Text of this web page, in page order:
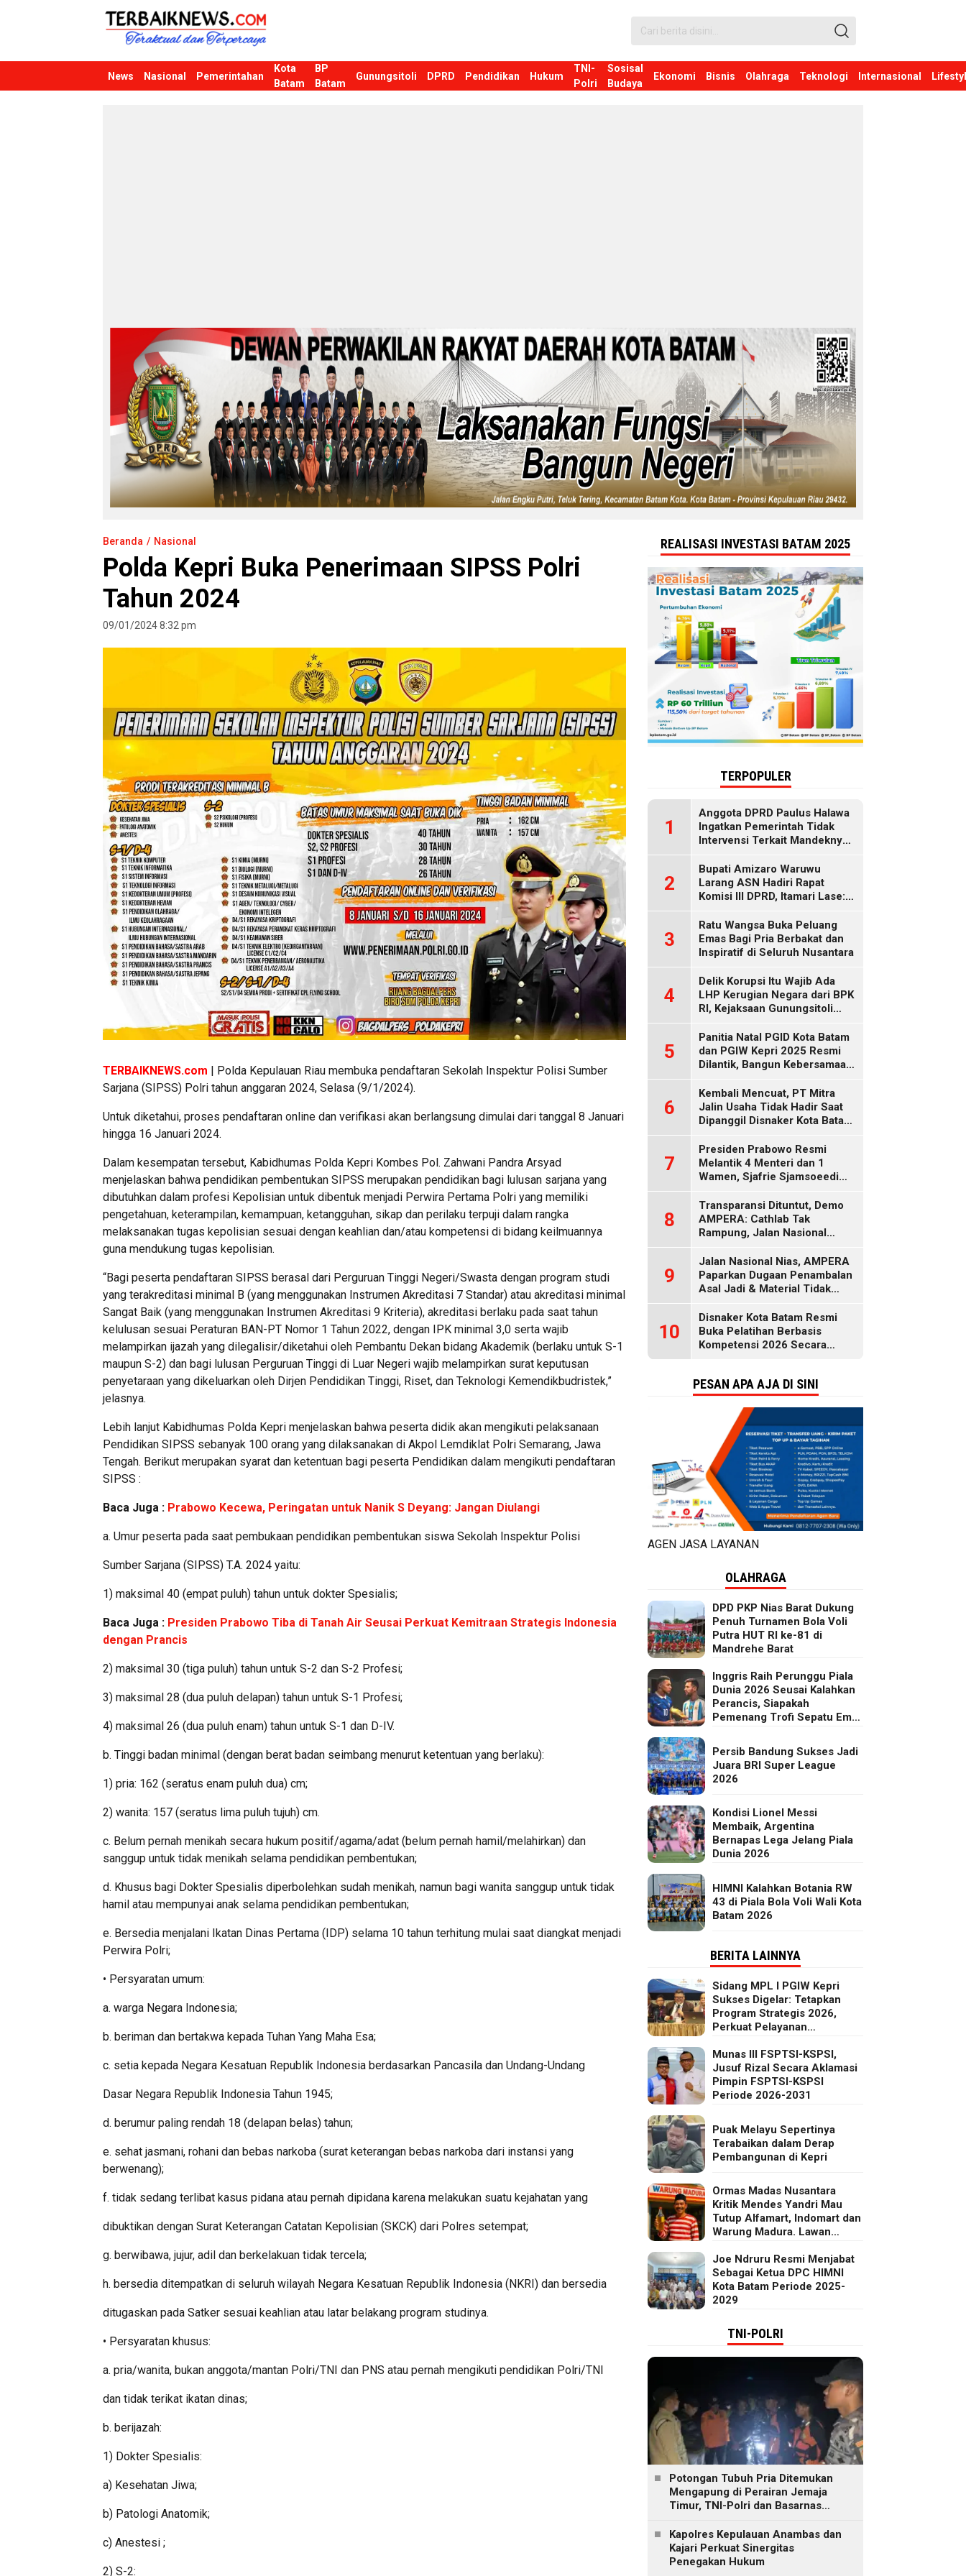
Terbaiknews
Teraktual dan Terpercaya
News Nasional Pemerintahan
Kota
Batam
BP
Batam
Gunungsitoli DPRD Pendidikan Hukum
TNI-
Polri
Sosisal
Budaya
Ekonomi Bisnis Olahraga Teknologi Internasional
Beranda Nasional
Polda Kepri Buka Penerimaan SIPSS Polri
Tahun 2024
09/01/2024 8:32 pm
TERBAIKNEWS.com | Polda Kepulauan Riau membuka pendaftaran Sekolah Inspektur Polisi Sumber
Sarjana (SIPSS) Polri tahun anggaran 2024, Selasa (9/1/2024).
Untuk diketahui, proses pendaftaran online dan verifikasi akan berlangsung dimulai dari tanggal 8 Januari
hingga 16 Januari 2024.
Dalam kesempatan tersebut, Kabidhumas Polda Kepri Kombes Pol. Zahwani Pandra Arsyad
menjelaskan bahwa pendidikan pembentukan SIPSS merupakan pendidikan bagi lulusan sarjana yang
dibutuhkan dalam profesi Kepolisian untuk dibentuk menjadi Perwira Pertama Polri yang memiliki
pengetahuan, keterampilan, kemampuan, ketangguhan, sikap dan perilaku terpuji dalam rangka
melaksanakan tugas kepolisian sesuai dengan keahlian dan/atau kompetensi di bidang keilmuannya
guna mendukung tugas kepolisian.
“Bagi peserta pendaftaran SIPSS berasal dari Perguruan Tinggi Negeri/Swasta dengan program studi
yang terakreditasi minimal B (yang menggunakan Instrumen Akreditasi 7 Standar) atau akreditasi minimal
Sangat Baik (yang menggunakan Instrumen Akreditasi 9 Kriteria), akreditasi berlaku pada saat tahun
kelulusan sesuai Peraturan BAN-PT Nomor 1 Tahun 2022, dengan IPK minimal 3,0 serta wajib
melampirkan ijazah yang dilegalisir/diketahui oleh Pembantu Dekan bidang Akademik (berlaku untuk S-1
maupun S-2) dan bagi lulusan Perguruan Tinggi di Luar Negeri wajib melampirkan surat keputusan
penyetaraan yang dikeluarkan oleh Dirjen Pendidikan Tinggi, Riset, dan Teknologi Kemendikbudristek,”
jelasnya.
Lebih lanjut Kabidhumas Polda Kepri menjelaskan bahwa peserta didik akan mengikuti pelaksanaan
Pendidikan SIPSS sebanyak 100 orang yang dilaksanakan di Akpol Lemdiklat Polri Semarang, Jawa
Tengah. Berikut merupakan syarat dan ketentuan bagi peserta Pendidikan dalam mengikuti pendaftaran
SIPSS :
Baca Juga : Prabowo Kecewa, Peringatan untuk Nanik S Deyang: Jangan Diulangi
a. Umur peserta pada saat pembukaan pendidikan pembentukan siswa Sekolah Inspektur Polisi
Sumber Sarjana (SIPSS) T.A. 2024 yaitu:
1) maksimal 40 (empat puluh) tahun untuk dokter Spesialis;
Baca Juga : Presiden Prabowo Tiba di Tanah Air Seusai Perkuat Kemitraan Strategis Indonesia
dengan Prancis
2) maksimal 30 (tiga puluh) tahun untuk S-2 dan S-2 Profesi;
3) maksimal 28 (dua puluh delapan) tahun untuk S-1 Profesi;
4) maksimal 26 (dua puluh enam) tahun untuk S-1 dan D-IV.
b. Tinggi badan minimal (dengan berat badan seimbang menurut ketentuan yang berlaku):
1) pria: 162 (seratus enam puluh dua) cm;
2) wanita: 157 (seratus lima puluh tujuh) cm.
c. Belum pernah menikah secara hukum positif/agama/adat (belum pernah hamil/melahirkan) dan
sanggup untuk tidak menikah selama pendidikan pembentukan;
d. Khusus bagi Dokter Spesialis diperbolehkan sudah menikah, namun bagi wanita sanggup untuk tidak
hamil atau mempunyai anak selama pendidikan pembentukan;
e. Bersedia menjalani Ikatan Dinas Pertama (IDP) selama 10 tahun terhitung mulai saat diangkat menjadi
Perwira Polri;
• Persyaratan umum:
a. warga Negara Indonesia;
b. beriman dan bertakwa kepada Tuhan Yang Maha Esa;
c. setia kepada Negara Kesatuan Republik Indonesia berdasarkan Pancasila dan Undang-Undang
Dasar Negara Republik Indonesia Tahun 1945;
d. berumur paling rendah 18 (delapan belas) tahun;
e. sehat jasmani, rohani dan bebas narkoba (surat keterangan bebas narkoba dari instansi yang
berwenang);
f. tidak sedang terlibat kasus pidana atau pernah dipidana karena melakukan suatu kejahatan yang
dibuktikan dengan Surat Keterangan Catatan Kepolisian (SKCK) dari Polres setempat;
g. berwibawa, jujur, adil dan berkelakuan tidak tercela;
h. bersedia ditempatkan di seluruh wilayah Negara Kesatuan Republik Indonesia (NKRI) dan bersedia
ditugaskan pada Satker sesuai keahlian atau latar belakang program studinya.
• Persyaratan khusus:
a. pria/wanita, bukan anggota/mantan Polri/TNI dan PNS atau pernah mengikuti pendidikan Polri/TNI
dan tidak terikat ikatan dinas;
b. berijazah:
1) Dokter Spesialis:
a) Kesehatan Jiwa;
b) Patologi Anatomik;
c) Anestesi ;
2) S-2:
REALISASI INVESTASI BATAM 2025
TERPOPULER
1
Anggota DPRD Paulus Halawa
Ingatkan Pemerintah Tidak
Intervensi Terkait Mandeknya
2
Bupati Amizaro Waruwu
Larang ASN Hadiri Rapat
Komisi III DPRD, Itamari Lase:
Parliament
3
Ratu Wangsa Buka Peluang
Emas Bagi Pria Berbakat dan
Inspiratif di Seluruh Nusantara
4
Delik Korupsi Itu Wajib Ada
LHP Kerugian Negara dari BPK
RI, Kejaksaan Gunungsitoli
5
Panitia Natal PGID Kota Batam
dan PGIW Kepri 2025 Resmi
Dilantik, Bangun Kebersamaan
Oikumenis
6
Kembali Mencuat, PT Mitra
Jalin Usaha Tidak Hadir Saat
Dipanggil Disnaker Kota Batam
7
Presiden Prabowo Resmi
Melantik 4 Menteri dan 1
Wamen, Sjafrie Sjamsoeedi
Gantikan Budi Gunawan
8
Transparansi Dituntut, Demo
AMPERA: Cathlab Tak
Rampung, Jalan Nasional
9
Jalan Nasional Nias, AMPERA
Paparkan Dugaan Penambalan
Asal Jadi & Material Tidak
10
Disnaker Kota Batam Resmi
Buka Pelatihan Berbasis
Kompetensi 2026 Secara
PESAN APA AJA DI SINI
AGEN JASA LAYANAN
OLAHRAGA
DPD PKP Nias Barat Dukung
Penuh Turnamen Bola Voli
Putra HUT RI ke-81 di
Mandrehe Barat
Inggris Raih Perunggu Piala
Dunia 2026 Seusai Kalahkan
Perancis, Siapakah
Pemenang Trofi Sepatu Emas
Persib Bandung Sukses Jadi
Juara BRI Super League
2026
Kondisi Lionel Messi
Membaik, Argentina
Bernapas Lega Jelang Piala
Dunia 2026
HIMNI Kalahkan Botania RW
43 di Piala Bola Voli Wali Kota
Batam 2026
BERITA LAINNYA
Sidang MPL I PGIW Kepri
Sukses Digelar: Tetapkan
Program Strategis 2026,
Perkuat Pelayanan
Sosial
Munas III FSPTSI-KSPSI,
Jusuf Rizal Secara Aklamasi
Pimpin FSPTSI-KSPSI
Periode 2026-2031
Puak Melayu Sepertinya
Terabaikan dalam Derap
Pembangunan di Kepri
Ormas Madas Nusantara
Kritik Mendes Yandri Mau
Tutup Alfamart, Indomart dan
Warung Madura. Lawan
Joe Ndruru Resmi Menjabat
Sebagai Ketua DPC HIMNI
Kota Batam Periode 2025-
2029
TNI-POLRI
Potongan Tubuh Pria Ditemukan
Mengapung di Perairan Jemaja
Timur, TNI-Polri dan Basarnas
Kapolres Kepulauan Anambas dan
Kajari Perkuat Sinergitas
Penegakan Hukum